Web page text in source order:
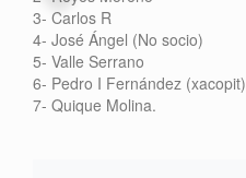
3- Carlos R
4- José Ángel (No socio)
5- Valle Serrano
6- Pedro I Fernández (xacopit)
7- Quique Molina.